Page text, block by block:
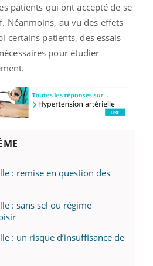
patients qui ont accepté de se
Néanmoins, au vu des effets
certains patients, des essais
pour étudier
: remise en question des
: sans sel ou régime
: un risque d’insuffisance de